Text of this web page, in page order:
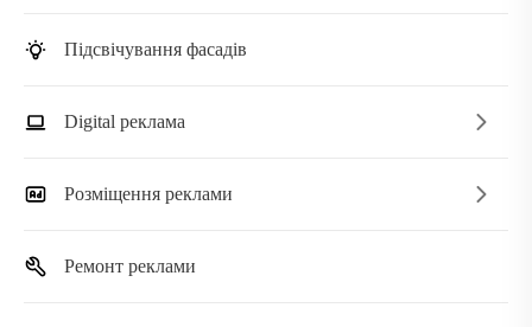
Підсвічування фасадів
Digital реклама
Розміщення реклами
Ремонт реклами